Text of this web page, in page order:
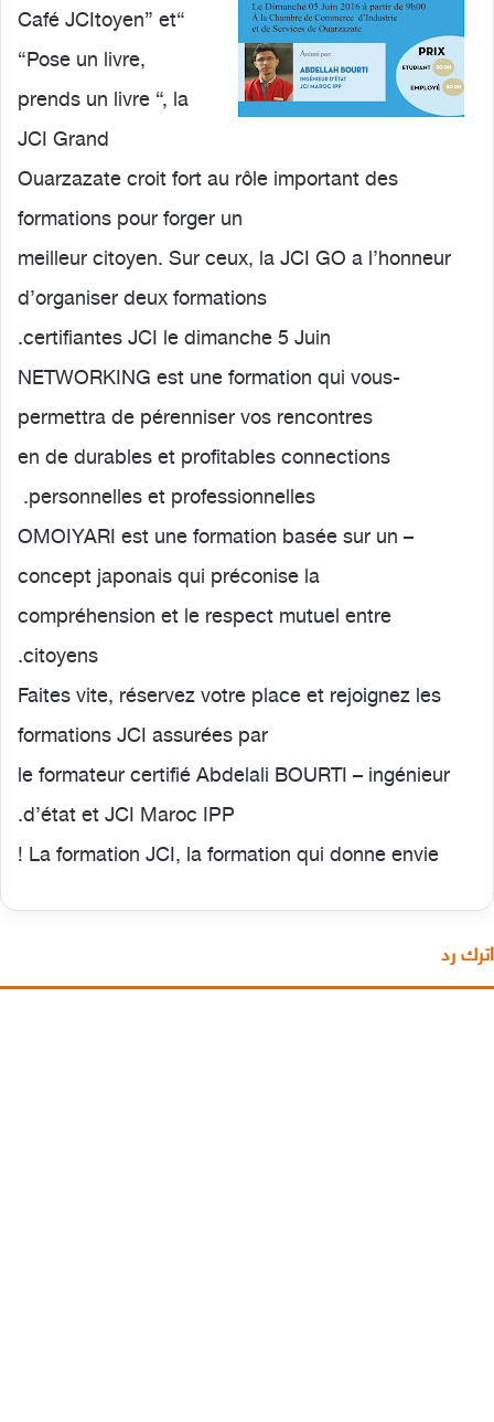
“Café JCItoyen” et
“Pose un livre,
prends un livre “, la
JCI Grand
Ouarzazate croit fort au rôle important des
formations pour forger un
meilleur citoyen. Sur ceux, la JCI GO a l’honneur
d’organiser deux formations
certifiantes JCI le dimanche 5 Juin.
-NETWORKING est une formation qui vous
permettra de pérenniser vos rencontres
en de durables et profitables connections
personnelles et professionnelles.
– OMOIYARI est une formation basée sur un
concept japonais qui préconise la
compréhension et le respect mutuel entre
citoyens.
Faites vite, réservez votre place et rejoignez les
formations JCI assurées par
le formateur certifié Abdelali BOURTI – ingénieur
d’état et JCI Maroc IPP.
La formation JCI, la formation qui donne envie !
اترك رد